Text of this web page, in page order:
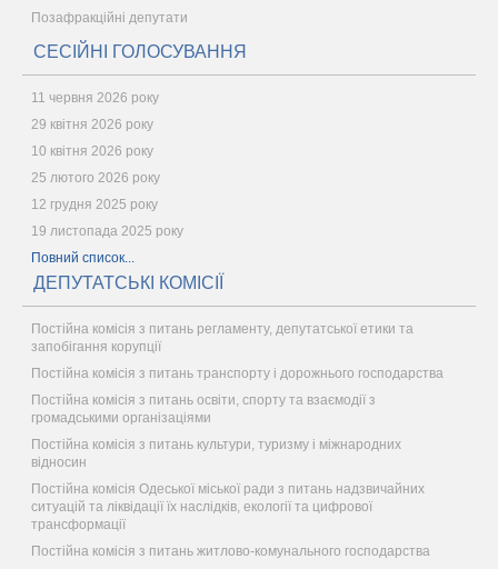
Позафракційні депутати
СЕСІЙНІ ГОЛОСУВАННЯ
11 червня 2026 року
29 квітня 2026 року
10 квітня 2026 року
25 лютого 2026 року
12 грудня 2025 року
19 листопада 2025 року
Повний список...
ДЕПУТАТСЬКІ КОМІСІЇ
Постійна комісія з питань регламенту, депутатської етики та
запобігання корупції
Постійна комісія з питань транспорту і дорожнього господарства
Постійна комісія з питань освіти, спорту та взаємодії з
громадськими організаціями
Постійна комісія з питань культури, туризму і міжнародних
відносин
Постійна комісія Одеської міської ради з питань надзвичайних
ситуацій та ліквідації їх наслідків, екології та цифрової
трансформації
Постійна комісія з питань житлово-комунального господарства